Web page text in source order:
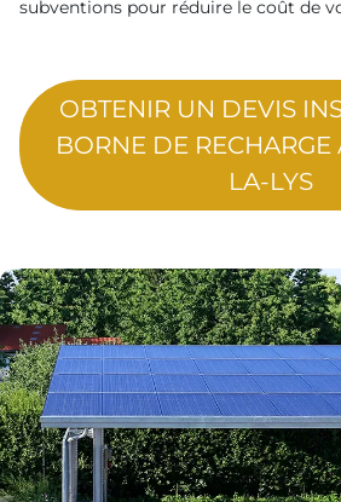
subventions pour réduire le coût de
OBTENIR UN DEVIS
BORNE DE RECHARGE
LA-LYS